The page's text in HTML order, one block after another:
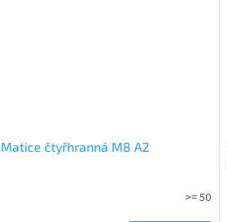
Matice čtyřhranná M8 A2
>= 50